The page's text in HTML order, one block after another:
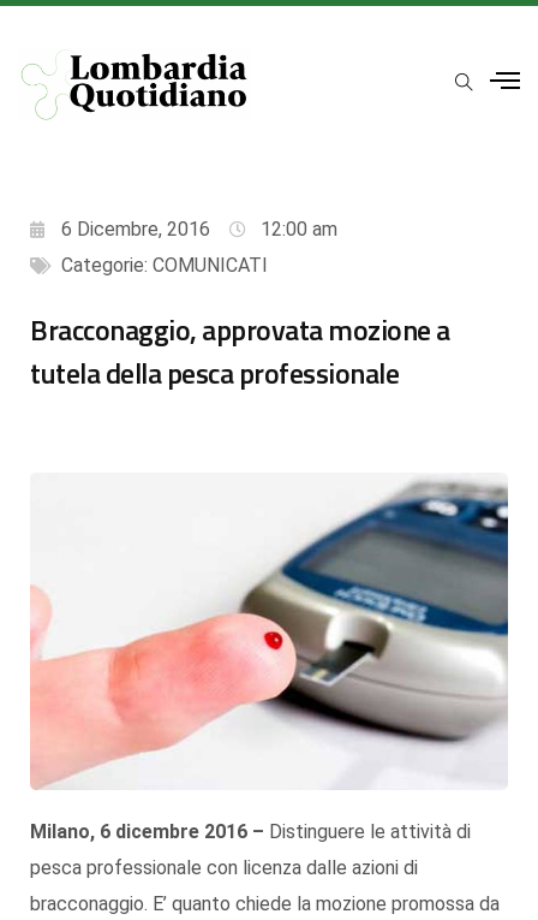
6 Dicembre, 2016
12:00 am
Categorie: COMUNICATI
Bracconaggio, approvata mozione a
tutela della pesca professionale
Milano, 6 dicembre 2016 – Distinguere le attività di
pesca professionale con licenza dalle azioni di
bracconaggio. E’ quanto chiede la mozione promossa da